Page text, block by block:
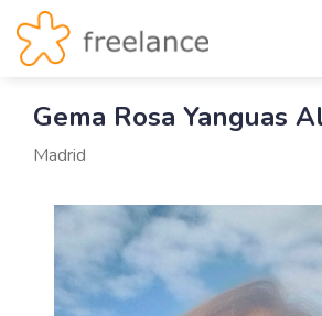
Gema Rosa Yanguas
Madrid